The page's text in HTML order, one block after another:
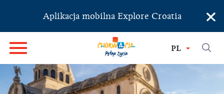
Aplikacja mobilna Explore Croatia ×
PL